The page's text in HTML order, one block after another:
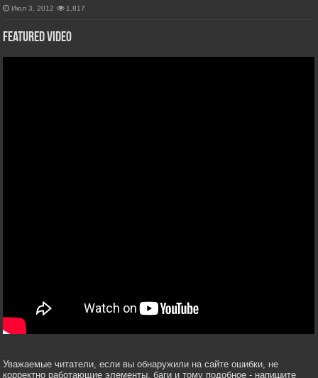
Июл 3, 2012 1,817
Featured Video
Уважаемые читатели, если вы обнаружили на сайте ошибки, не
корректно работающие элементы, баги и тому подобное - напишите